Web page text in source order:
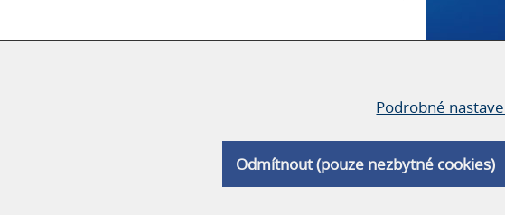
Podrobné
Odmítnout (pouze nezbytné cookies)